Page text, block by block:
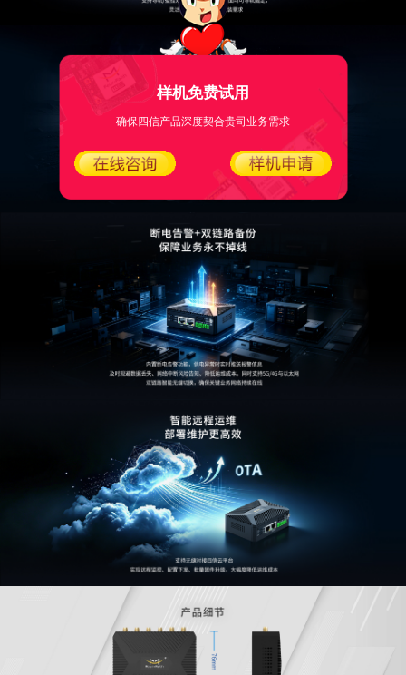
样机免费试用
确保四信产品深度契合贵司业务需求